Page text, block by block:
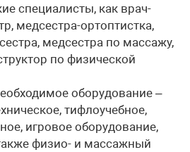
специалисты, как врач-
медсестра-ортоптистка,
медсестра по массажу,
по физической
оборудование –
тифлоучебное,
игровое оборудование,
физио- и массажный